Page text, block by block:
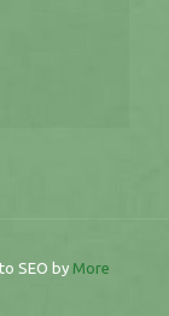
SEO by More